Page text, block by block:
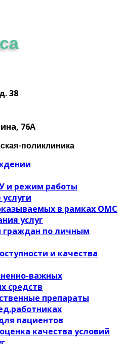
38
76А
поликлиника
и режим работы
в рамках ОМС
услуг
граждан по личным
и качества
важных
средств
препараты
пациентов
качества условий